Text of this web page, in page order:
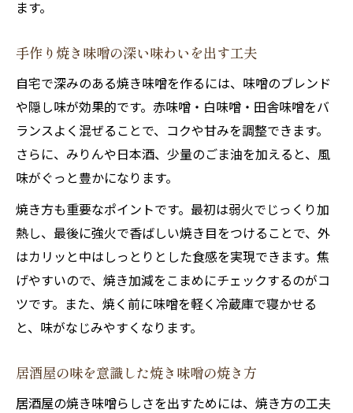
ます。
手作り焼き味噌の深い味わいを出す工夫
自宅で深みのある焼き味噌を作るには、味噌のブレンド
や隠し味が効果的です。赤味噌・白味噌・田舎味噌をバ
ランスよく混ぜることで、コクや甘みを調整できます。
さらに、みりんや日本酒、少量のごま油を加えると、風
味がぐっと豊かになります。
焼き方も重要なポイントです。最初は弱火でじっくり加
熱し、最後に強火で香ばしい焼き目をつけることで、外
はカリッと中はしっとりとした食感を実現できます。焦
げやすいので、焼き加減をこまめにチェックするのがコ
ツです。また、焼く前に味噌を軽く冷蔵庫で寝かせる
と、味がなじみやすくなります。
居酒屋の味を意識した焼き味噌の焼き方
居酒屋の焼き味噌らしさを出すためには、焼き方の工夫